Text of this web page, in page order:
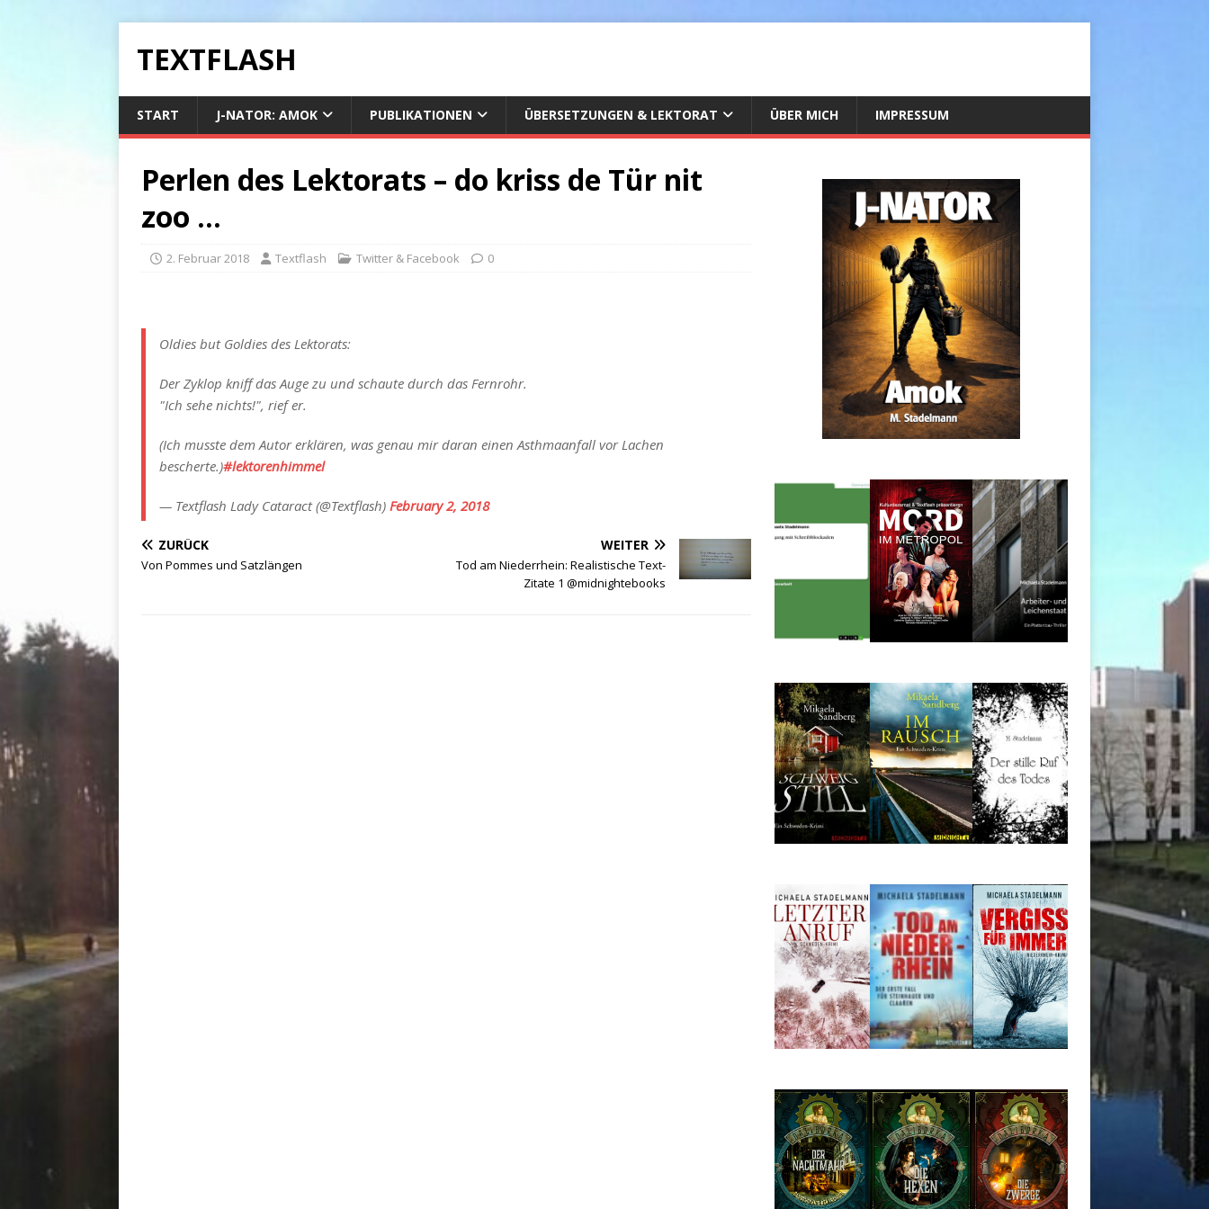
TEXTFLASH
START J-NATOR: AMOK PUBLIKATIONEN ÜBERSETZUNGEN & LEKTORAT ÜBER MICH IMPRESSUM
Perlen des Lektorats – do kriss de Tür nit
zoo …
2. Februar 2018 Textflash Twitter & Facebook 0
Oldies but Goldies des Lektorats:
Der Zyklop kniff das Auge zu und schaute durch das Fernrohr.
"Ich sehe nichts!", rief er.
(Ich musste dem Autor erklären, was genau mir daran einen Asthmaanfall vor Lachen
bescherte.)#lektorenhimmel
— Textflash Lady Cataract (@Textflash) February 2, 2018
ZURÜCK
Von Pommes und Satzlängen
WEITER
Tod am Niederrhein: Realistische Text-
Zitate 1 @midnightebooks